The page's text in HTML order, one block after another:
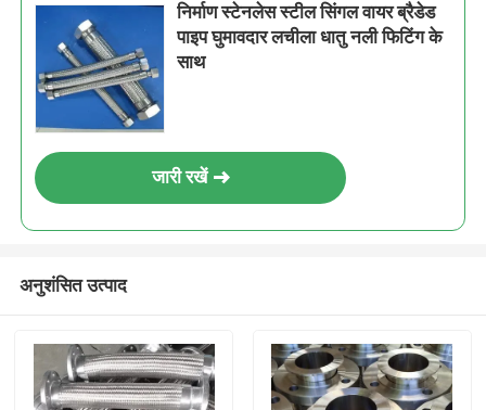
निर्माण स्टेनलेस स्टील सिंगल वायर ब्रैडेड
पाइप घुमावदार लचीला धातु नली फिटिंग के
साथ
जारी रखें
अनुशंसित उत्पाद